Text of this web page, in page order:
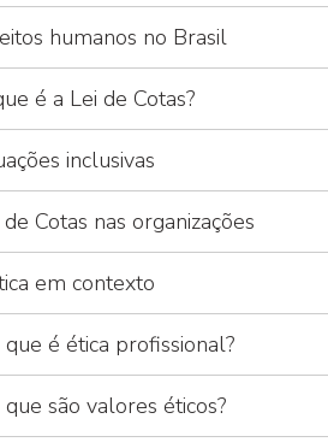
humanos no Brasil
é a Lei de Cotas?
inclusivas
Cotas nas organizações
em contexto
é ética profissional?
são valores éticos?